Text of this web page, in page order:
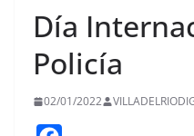
Día
Policía
02/01/2022